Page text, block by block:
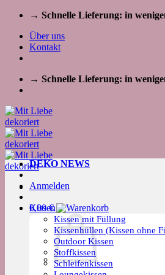
Zum
springen
→ Schnelle Lieferung: in
Über uns
Kontakt
→ Schnelle Lieferung: in
Kissen
Kissen mit Füllung
Kissenhüllen (Kissen ohne
Outdoor Kissen
Stoffkissen
Schleifenkissen
DEKO NEWS
Anmelden
0,00€